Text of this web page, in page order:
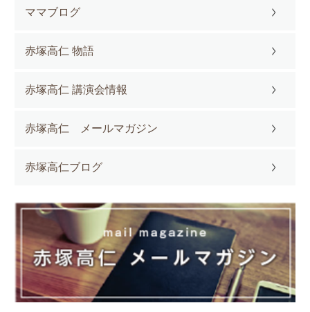
ママブログ
赤塚高仁 物語
赤塚高仁 講演会情報
赤塚高仁 メールマガジン
赤塚高仁ブログ